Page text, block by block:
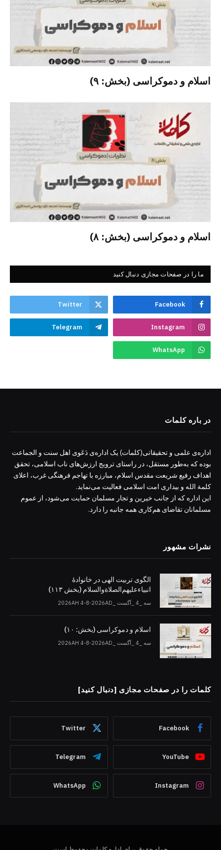
اسلام و دموکراسی (بخش: ۹)
اسلام و دموکراسی (بخش: ۸)
ما را در صفحات مجازی دنبال کنید
Facebook
Twitter
Instagram
Telegram
WhatsApp
در باره کلمات
اداره‌ی علمی و تحقیقاتی(کلمات) یک اداره‌ی دَعَوی اهل سنت و الجماعت
بوده که به‌طور مستقل، در راستای ترویج ارزش‌های ناب اسلامی، تحقق
اهداف رفیع شریعت مقدس اسلام، مبارزه با تهاجم فرهنگی غرب، اعلای
کلمة الله و بیداری امت اسلامی فعالیت می‌نماید.
این اداره که از جانب خیرین و تجار مسلمان حمایت می‌شود، از عموم
مسلمانان تقاضای هم‌کاری همه جانبه را دارد.
نشرات مشهور
الگوی تربیت الهی در خانوادۀ
انبیاءعلیهم‌الصلاةو‌السلام (بخش ۱۱۳)
سه _4 _آگست _2026AH 4-8-2026AD
اسلام و دموکراسی (بخش: ۱۰)
سه _4 _آگست _2026AH 4-8-2026AD
کلمات را در صفحات مجازی [دنبال کنید]
Facebook
Twitter
YouTube
Telegram
Instagram
WhatsApp